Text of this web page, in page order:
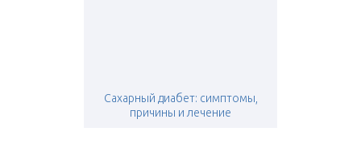
Сахарный диабет: симптомы,
причины и лечение